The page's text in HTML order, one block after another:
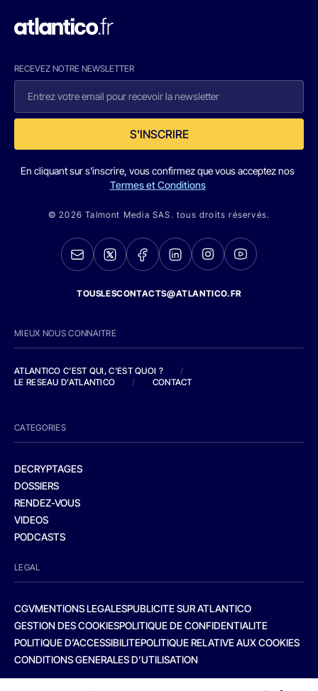
RECEVEZ NOTRE NEWSLETTER
S'INSCRIRE
En cliquant sur s'inscrire, vous confirmez que vous acceptez nos
Termes et Conditions
© 2026 Talmont Media SAS. tous droits réservés.
TOUSLESCONTACTS@ATLANTICO.FR
MIEUX NOUS CONNAITRE
ATLANTICO C'EST QUI, C'EST QUOI ?
/
LE RESEAU D'ATLANTICO
/ CONTACT
CATEGORIES
DECRYPTAGES
DOSSIERS
RENDEZ-VOUS
VIDEOS
PODCASTS
LEGAL
CGVMENTIONS LEGALESPUBLICITE SUR ATLANTICO
GESTION DES COOKIESPOLITIQUE DE CONFIDENTIALITE
POLITIQUE D’ACCESSIBILITEPOLITIQUE RELATIVE AUX COOKIES
CONDITIONS GENERALES D’UTILISATION